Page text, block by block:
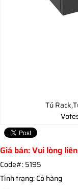
Tủ
Giá bán: Vui lòng
Code#:5195
Tình trạng:Có hàng